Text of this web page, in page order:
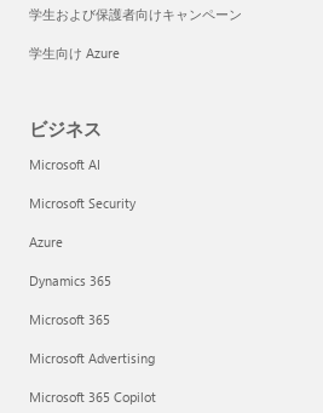
学生および保護者向けキャンペーン
学生向け Azure
ビジネス
Microsoft AI
Microsoft Security
Azure
Dynamics 365
Microsoft 365
Microsoft Advertising
Microsoft 365 Copilot